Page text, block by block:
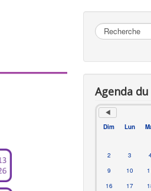
Rechercher
Agenda
Dim Lun
2
3
9
10
16
17